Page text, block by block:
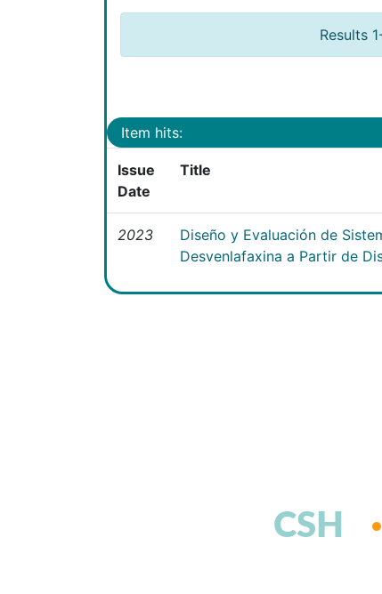
Results
Item hits:
Issue
Date
Title
2023
Diseño y Evaluación de
Desvenlafaxina a Partir de
CSH